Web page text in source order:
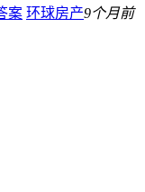
案 环球房产9个月前